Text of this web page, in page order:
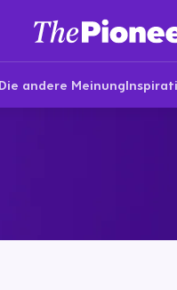
Die andere Meinung